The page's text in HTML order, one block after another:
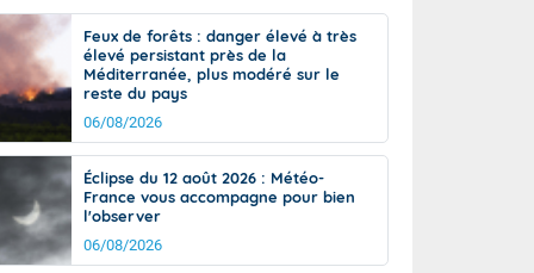
de
Phénomènes dangereux de J+2 à J+7
Avertissement pluies intenses à l'échelle
des communes (Apic)
Bulletins Marine
d'avalanche
Météo des forêts
Vigicrues
Feux de forêts : danger élevé à très
élevé persistant près de la
Méditerranée, plus modéré sur le
reste du pays
06/08/2026
Éclipse du 12 août 2026 : Météo-
France vous accompagne pour bien
l'observer
06/08/2026